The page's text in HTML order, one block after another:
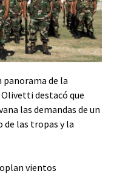
de la
destacó que
las demandas de un
las tropas y la
vientos